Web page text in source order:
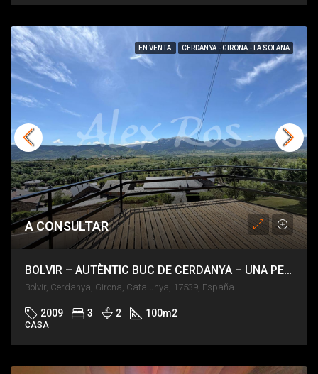
EN VENTA CERDANYA - GIRONA - LA SOLANA
A CONSULTAR
BOLVIR – AUTÈNTIC BUC DE CERDANYA – UNA PEÇA IRREPETIBLE
Bolvir, Cerdanya, Girona, Catalunya, 17539, España
2009 3 2 100m2
CASA